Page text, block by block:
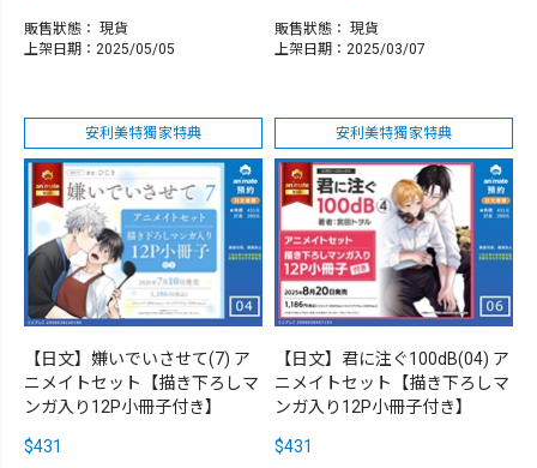
販售狀態： 現貨
上架日期：2025/05/05
販售狀態： 現貨
上架日期：2025/03/07
安利美特獨家特典
【日文】嫌いでいさせて(7) ア
ニメイトセット【描き下ろしマ
ンガ入り12P小冊子付き】
$431
安利美特獨家特典
【日文】君に注ぐ100dB(04) ア
ニメイトセット【描き下ろしマ
ンガ入り12P小冊子付き】
$431